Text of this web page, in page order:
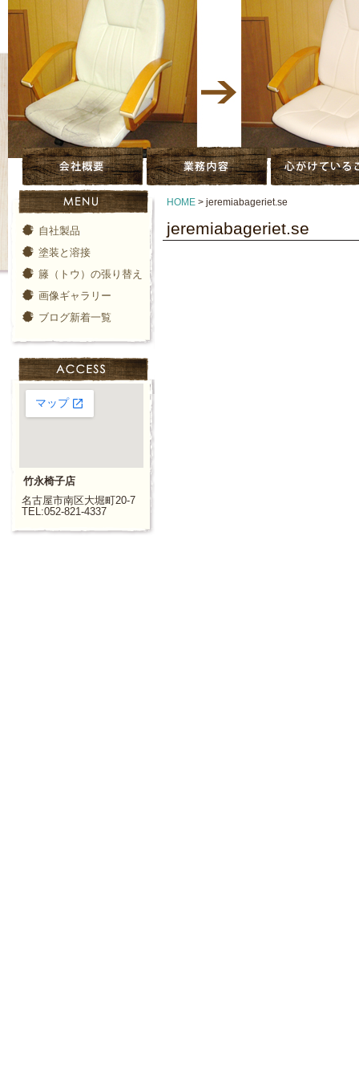
自社製品
塗装と溶接
籐（トウ）の張り替え
画像ギャラリー
ブログ新着一覧
竹永椅子店
名古屋市南区大堀町20-7
TEL:052-821-4337
HOME > jeremiabageriet.se
jeremiabageriet.se